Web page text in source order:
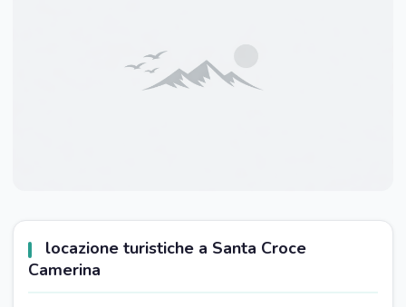
locazione turistiche a Santa Croce
Camerina